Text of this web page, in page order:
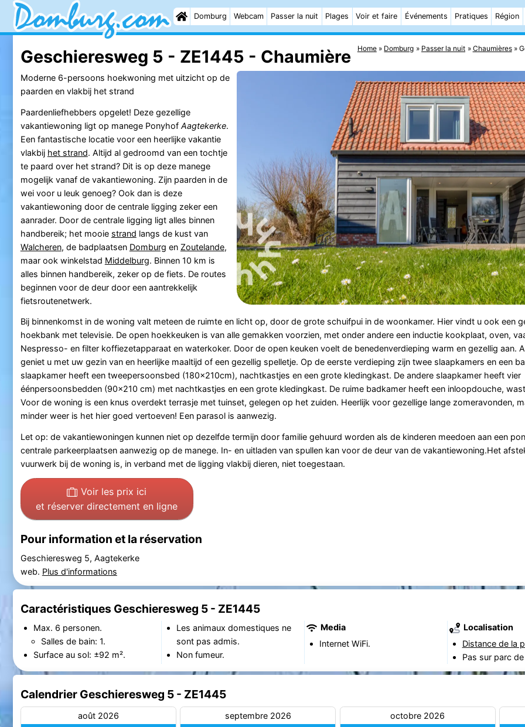
Domburg Webcam Passer la nuit Plages Voir et faire Événements Pratiques Région
Home Domburg Passer la nuit Chaumières
Geschieresweg 5 - ZE1445 - Chaumière
Moderne 6-persoons hoekwoning met uitzicht op de
paarden en vlakbij het strand
Paardenliefhebbers opgelet! Deze gezellige
vakantiewoning ligt op manege Ponyhof Aagtekerke.
Een fantastische locatie voor een heerlijke vakantie
vlakbij het strand. Altijd al gedroomd van een tochtje
te paard over het strand? Dit is op deze manege
mogelijk vanaf de vakantiewoning. Zijn paarden in de
wei voor u leuk genoeg? Ook dan is deze
vakantiewoning door de centrale ligging zeker een
aanrader. Door de centrale ligging ligt alles binnen
handbereik; het mooie strand langs de kust van
Walcheren, de badplaatsen Domburg en Zoutelande,
maar ook winkelstad Middelburg. Binnen 10 km is
alles binnen handbereik, zeker op de fiets. De routes
beginnen voor de deur door een aantrekkelijk
fietsroutenetwerk.
Bij binnenkomst in de woning valt meteen de ruimte en licht op, door de grote schuifpui in de woonkamer. Hier vindt u ook een
hoekbank met televisie. De open hoekkeuken is van alle gemakken voorzien, met onder andere een inductie kookplaat, oven,
Nespresso- en filter koffiezetapparaat en waterkoker. Door de open keuken voelt de benedenverdieping warm en gezellig aan.
geniet u met uw gezin van en heerlijke maaltijd of een gezellig spelletje. Op de eerste verdieping zijn twee slaapkamers en een
slaapkamer heeft een tweepersoonsbed (180x210cm), nachtkastjes en een grote kledingkast. De andere slaapkamer heeft vier
éénpersoonsbedden (90x210 cm) met nachtkastjes en een grote kledingkast. De ruime badkamer heeft een inloopdouche,
Voor de woning is een knus overdekt terrasje met tuinset, gelegen op het zuiden. Heerlijk voor gezellige lange zomeravonden,
minder weer is het hier goed vertoeven! Een parasol is aanwezig.
Let op: de vakantiewoningen kunnen niet op dezelfde termijn door familie gehuurd worden als de kinderen meedoen aan een
centrale parkeerplaatsen aanwezig op de manege. In- en uitladen van spullen kan voor de deur van de vakantiewoning.Het
vuurwerk bij de woning is, in verband met de ligging vlakbij dieren, niet toegestaan.
Voir les prix ici
et réserver directement en ligne
Pour information et la réservation
Geschieresweg 5, Aagtekerke
web. Plus d'informations
Caractéristiques Geschieresweg 5 - ZE1445
Max. 6 personen.
Salles de bain: 1.
Surface au sol: ±92 m².
Les animaux domestiques ne
sont pas admis.
Non fumeur.
Media
Internet WiFi.
Localisation
Distance de la
Pas sur parc
Calendrier Geschieresweg 5 - ZE1445
août 2026 septembre 2026 octobre 2026